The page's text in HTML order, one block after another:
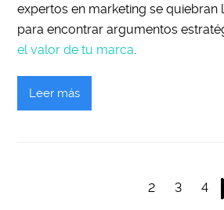
expertos en marketing se quiebran
para encontrar argumentos
el valor de tu marca
Leer más
PagePage
2 Page
3 4